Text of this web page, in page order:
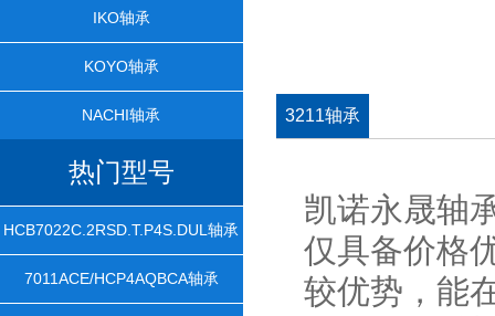
IKO轴承
KOYO轴承
NACHI轴承
热门型号
HCB7022C.2RSD.T.P4S.DUL轴承
7011ACE/HCP4AQBCA轴承
3211轴承
凯诺永晟轴
仅具备价格
较优势，能